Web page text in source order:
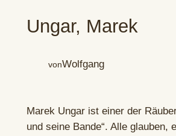
Ungar, Marek
vonWolfgang
Marek Ungar ist einer der
und seine Bande“. Alle glauben,